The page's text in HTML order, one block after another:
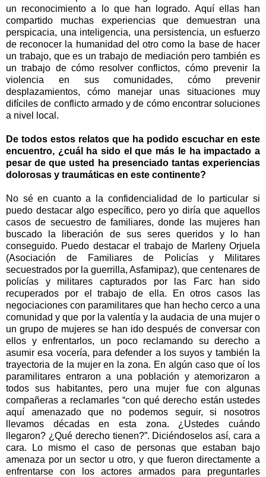
un reconocimiento a lo que han logrado. Aquí ellas han
compartido muchas experiencias que demuestran una
perspicacia, una inteligencia, una persistencia, un esfuerzo
de reconocer la humanidad del otro como la base de hacer
un trabajo, que es un trabajo de mediación pero también es
un trabajo de cómo resolver conflictos, cómo prevenir la
violencia en sus comunidades, cómo prevenir
desplazamientos, cómo manejar unas situaciones muy
difíciles de conflicto armado y de cómo encontrar soluciones
a nivel local.
De todos estos relatos que ha podido escuchar en este
encuentro, ¿cuál ha sido el que más le ha impactado a
pesar de que usted ha presenciado tantas experiencias
dolorosas y traumáticas en este continente?
No sé en cuanto a la confidencialidad de lo particular si
puedo destacar algo específico, pero yo diría que aquellos
casos de secuestro de familiares, donde las mujeres han
buscado la liberación de sus seres queridos y lo han
conseguido. Puedo destacar el trabajo de Marleny Orjuela
(Asociación de Familiares de Policías y Militares
secuestrados por la guerrilla, Asfamipaz), que centenares de
policías y militares capturados por las Farc han sido
recuperados por el trabajo de ella. En otros casos las
negociaciones con paramilitares que han hecho cerco a una
comunidad y que por la valentía y la audacia de una mujer o
un grupo de mujeres se han ido después de conversar con
ellos y enfrentarlos, un poco reclamando su derecho a
asumir esa vocería, para defender a los suyos y también la
trayectoria de la mujer en la zona. En algún caso que oí los
paramilitares entraron a una población y atemorizaron a
todos sus habitantes, pero una mujer fue con algunas
compañeras a reclamarles “con qué derecho están ustedes
aquí amenazado que no podemos seguir, si nosotros
llevamos décadas en esta zona. ¿Ustedes cuándo
llegaron? ¿Qué derecho tienen?”. Diciéndoselos así, cara a
cara. Lo mismo el caso de personas que estaban bajo
amenaza por un sector u otro, y que fueron directamente a
enfrentarse con los actores armados para preguntarles